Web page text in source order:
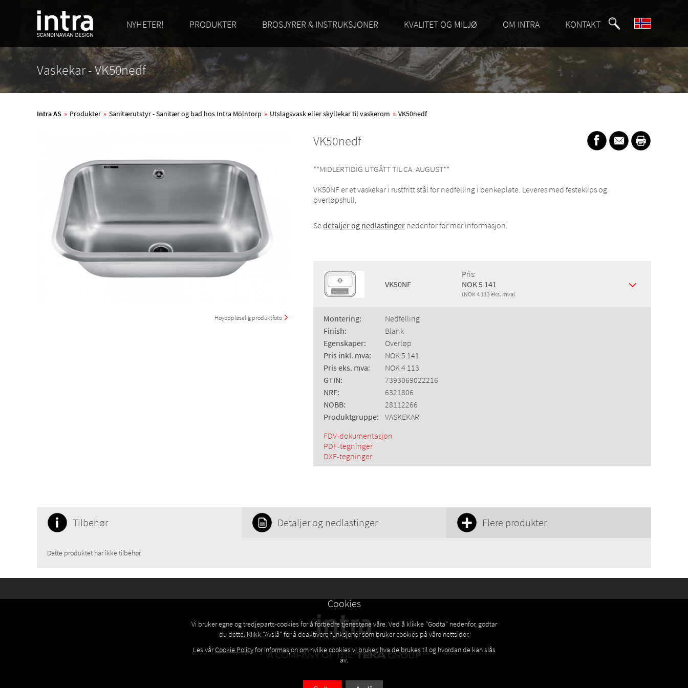
NYHETER! PRODUKTER BROSJYRER & INSTRUKSJONER KVALITET OG MILJØ OM INTRA KONTAKT
Vaskekar - VK50nedf
Intra AS » Produkter » Sanitærutstyr - Sanitær og bad hos Intra Mölntorp » Utslagsvask eller skyllekar til vaskerom » VK50nedf
Høyoppløselig produktfoto
VK50nedf
**MIDLERTIDIG UTGÅTT TIL CA. AUGUST**
VK50NF er et vaskekar i rustfritt stål for nedfelling i benkeplate. Leveres med festeklips og
overløpshull.
Se detaljer og nedlastinger nedenfor for mer informasjon.
VK50NF
Pris:
NOK 5 141
(NOK 4 113 eks. mva)
Montering:
Nedfelling
Finish:
Blank
Egenskaper:
Overløp
Pris inkl. mva:
NOK 5 141
Pris eks. mva:
NOK 4 113
GTIN:
7393069022216
NRF:
6321806
NOBB:
28112266
Produktgruppe:
VASKEKAR
FDV-dokumentasjon
PDF-tegninger
DXF-tegninger
Tilbehør
Dette produktet har ikke tilbehør.
Detaljer og nedlastinger Flere produkter
© 2026 INTRA AS
Cookies
Vi bruker egne og tredjeparts-cookies for å forbedre tjenestene våre. Ved å klikke "Godta" nedenfor, godtar
du dette. Klikk "Avslå" for å deaktivere funksjoner som bruker cookies på våre nettsider.
Les vårCookie Policyfor informasjon om hvilke cookies vi bruker, hva de brukes til og hvordan de kan slås
av.